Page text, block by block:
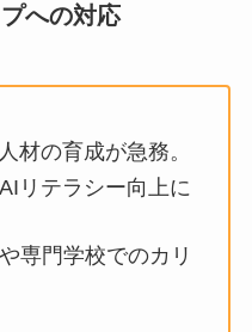
への対応
材の育成が急務。
リテラシー向上に
専門学校でのカリ